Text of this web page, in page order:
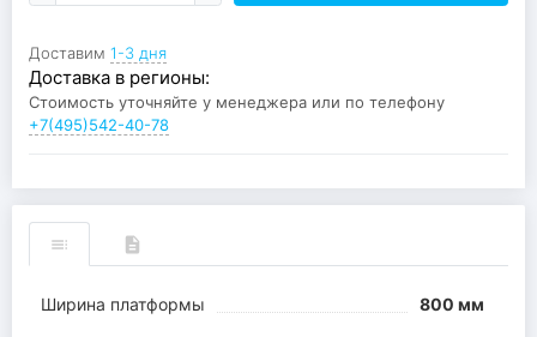
Доставим 1-3 дня
Доставка в регионы:
Стоимость уточняйте у менеджера или по телефону
+7(495)542-40-78
Ширина платформы 800 мм